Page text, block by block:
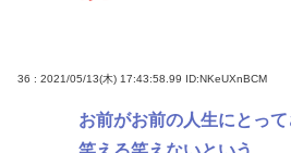
36 : 2021/05/13(木) 17:43:58.99 ID:NKeUXnBCM
お前がお前の人生にとっ